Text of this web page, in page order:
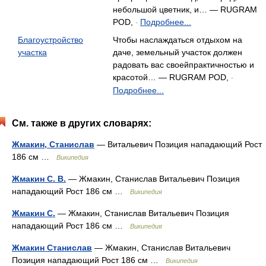
небольшой цветник, и… — RUGRAM
POD,
- Подробнее...
Благоустройство
участка
Чтобы наслаждаться отдыхом на
даче, земельный участок должен
радовать вас своейпрактичностью и
красотой… — RUGRAM POD,
-
Подробнее...
См. также в других словарях:
Жмакин, Станислав — Витальевич Позиция нападающий Рост
186 см …
Википедия
Жмакин С. В. — Жмакин, Станислав Витальевич Позиция
нападающий Рост 186 см …
Википедия
Жмакин С. — Жмакин, Станислав Витальевич Позиция
нападающий Рост 186 см …
Википедия
Жмакин Станислав — Жмакин, Станислав Витальевич
Позиция нападающий Рост 186 см …
Википедия